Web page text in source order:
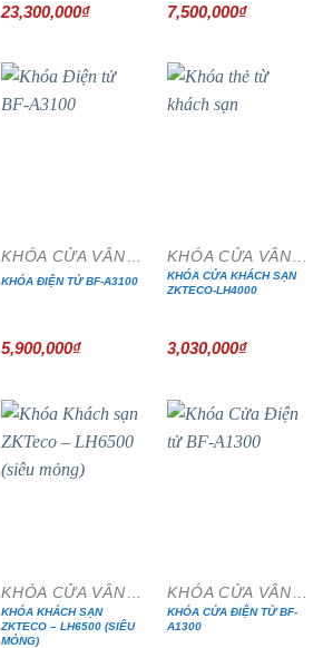
23,300,000₫ 7,500,000₫
KHÓA ĐIỆN TỬ BF-A3100
5,900,000₫
KHÓA CỬA KHÁCH SẠN
ZKTECO-LH4000
3,030,000₫
KHÓA KHÁCH SẠN
ZKTECO – LH6500 (SIÊU
MỎNG)
KHÓA CỬA ĐIỆN TỬ BF-
A1300